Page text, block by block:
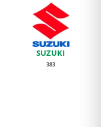
SUZUKI
383